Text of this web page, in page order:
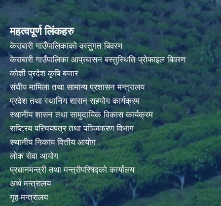
महत्वपूर्ण लिंकहरु
केराबारी गाउँपालिकाको वस्तुगत बिवरण
केराबारी गाउँपालिका आप्रबासन बस्तुस्थिति प्रोफाइल बिवरण
कोशी प्रदेश कृषि बजार
संघीय मामिला तथा सामान्य प्रशासन मन्त्रालय
प्रदेश तथा स्थानिय शासन सहयोग कार्यक्रम
स्थानीय शासन तथा सामुदायिक विकास कार्यक्रम
राष्ट्रिय परिचयपत्र तथा पञ्जिकरण विभाग
स्थानीय निकाय वित्तीय आयोग
लोक सेवा आयोग
प्रधानमन्त्री तथा मन्त्रीपरिषद्को कार्यालय
अर्थ मन्त्रालय
गृह मन्त्रालय